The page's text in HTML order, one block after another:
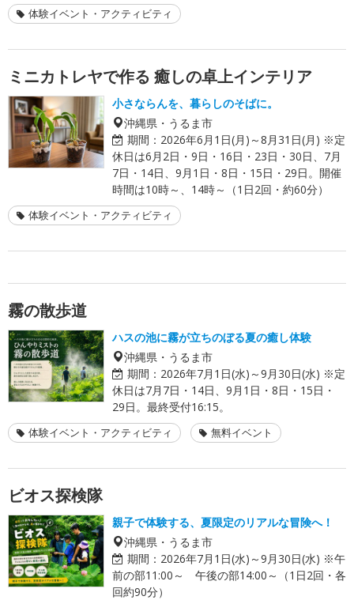
体験イベント・アクティビティ
ミニカトレヤで作る 癒しの卓上インテリア
小さならんを、暮らしのそばに。
沖縄県・うるま市
期間： 2026年6月1日(月)～8月31日(月) ※定
休日は6月2日・9日・16日・23日・30日、7月
7日・14日、9月1日・8日・15日・29日。開催
時間は10時～、14時～（1日2回・約60分）
体験イベント・アクティビティ
霧の散歩道
ハスの池に霧が立ちのぼる夏の癒し体験
沖縄県・うるま市
期間： 2026年7月1日(水)～9月30日(水) ※定
休日は7月7日・14日、9月1日・8日・15日・
29日。最終受付16:15。
体験イベント・アクティビティ 無料イベント
ビオス探検隊
親子で体験する、夏限定のリアルな冒険へ！
沖縄県・うるま市
期間： 2026年7月1日(水)～9月30日(水) ※午
前の部11:00～ 午後の部14:00～（1日2回・各
回約90分）